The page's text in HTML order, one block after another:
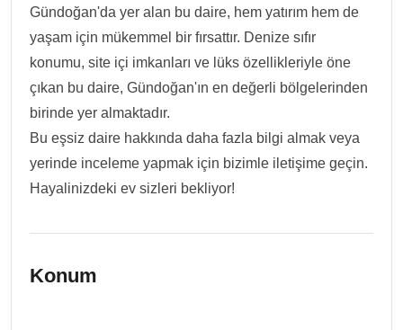
Gündoğan'da yer alan bu daire, hem yatırım hem de
yaşam için mükemmel bir fırsattır. Denize sıfır
konumu, site içi imkanları ve lüks özellikleriyle öne
çıkan bu daire, Gündoğan'ın en değerli bölgelerinden
birinde yer almaktadır.
Bu eşsiz daire hakkında daha fazla bilgi almak veya
yerinde inceleme yapmak için bizimle iletişime geçin.
Hayalinizdeki ev sizleri bekliyor!
Konum